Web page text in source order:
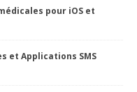
pour iOS et
et Applications SMS